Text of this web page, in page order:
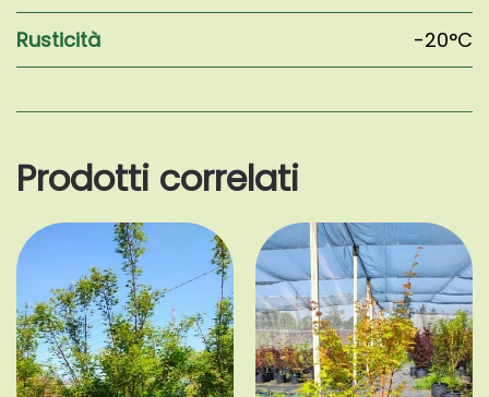
Rusticità
-20°C
Prodotti correlati